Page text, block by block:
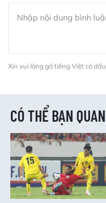
Xin vui lòng gõ tiếng Việt có dấu
CÓ THỂ BẠN